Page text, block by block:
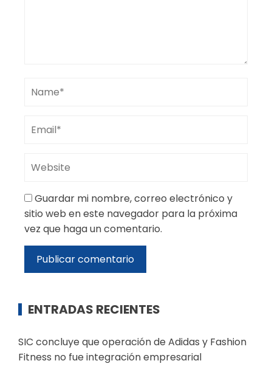
Guardar mi nombre, correo electrónico y
sitio web en este navegador para la próxima
vez que haga un comentario.
ENTRADAS RECIENTES
SIC concluye que operación de Adidas y Fashion
Fitness no fue integración empresarial